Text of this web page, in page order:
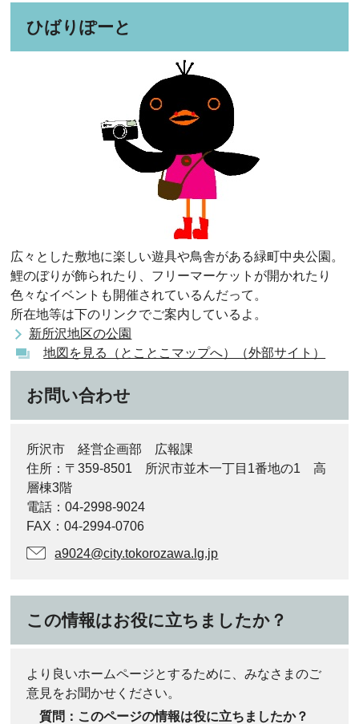
ひばりぽーと
広々とした敷地に楽しい遊具や鳥舎がある緑町中央公園。
鯉のぼりが飾られたり、フリーマーケットが開かれたり
色々なイベントも開催されているんだって。
所在地等は下のリンクでご案内しているよ。
新所沢地区の公園
地図を見る（とことこマップへ）（外部サイト）
お問い合わせ
所沢市 経営企画部 広報課
住所：〒359-8501 所沢市並木一丁目1番地の1 高
層棟3階
電話：04-2998-9024
FAX：04-2994-0706
a9024@city.tokorozawa.lg.jp
この情報はお役に立ちましたか？
より良いホームページとするために、みなさまのご
意見をお聞かせください。
質問：このページの情報は役に立ちましたか？